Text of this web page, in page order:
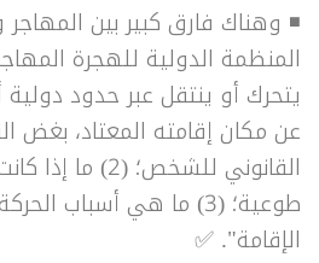
◾ وهناك فارق كبير بين
المنظمة الدولية للهجرة
يتحرك أو ينتقل عبر حدود دولية
القانوني
الإقامة". ✅